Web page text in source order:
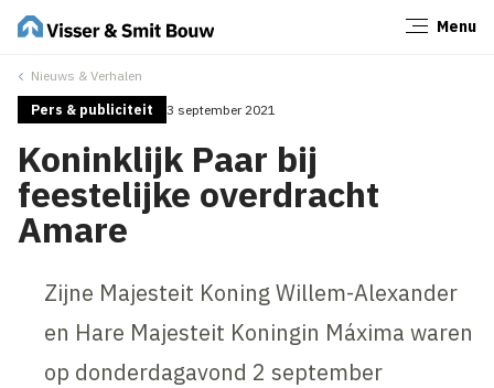
Menu
Nieuws & Verhalen
Pers & publiciteit 3 september 2021
Koninklijk Paar bij
feestelijke overdracht
Amare
Zijne Majesteit Koning Willem-Alexander
en Hare Majesteit Koningin Máxima waren
op donderdagavond 2 september
Sluiten